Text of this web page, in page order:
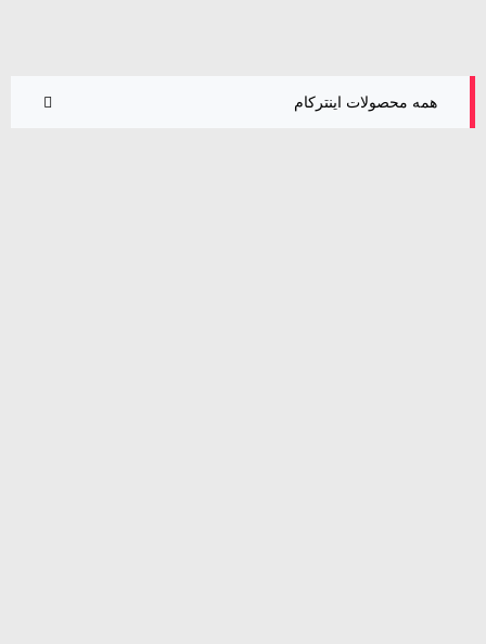
همه محصولات اینترکام